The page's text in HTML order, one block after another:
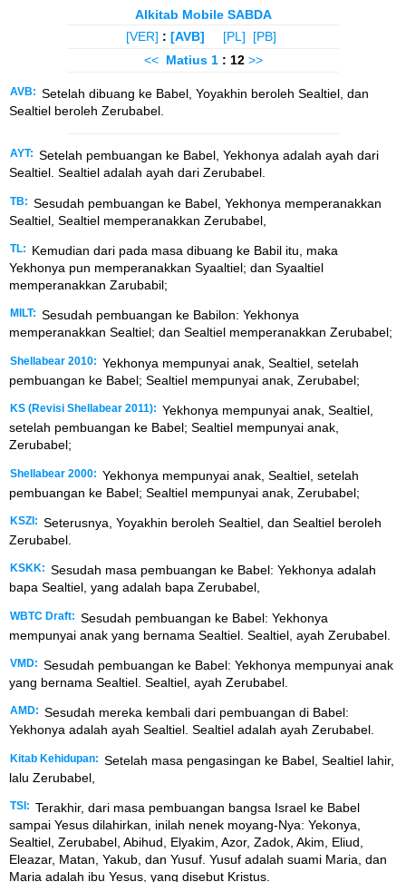
Alkitab Mobile SABDA
[VER] : [AVB] [PL]
[PB]
<< Matius 1 : 12 >>
AVB: Setelah dibuang ke Babel, Yoyakhin beroleh Sealtiel, dan
Sealtiel beroleh Zerubabel.
AYT: Setelah pembuangan ke Babel, Yekhonya adalah ayah dari
Sealtiel. Sealtiel adalah ayah dari Zerubabel.
TB: Sesudah pembuangan ke Babel, Yekhonya memperanakkan
Sealtiel, Sealtiel memperanakkan Zerubabel,
TL:
Kemudian dari pada masa dibuang ke Babil itu, maka
Yekhonya pun memperanakkan Syaaltiel; dan Syaaltiel
memperanakkan Zarubabil;
MILT: Sesudah pembuangan ke Babilon: Yekhonya
memperanakkan Sealtiel; dan Sealtiel memperanakkan Zerubabel;
Shellabear 2010: Yekhonya mempunyai anak, Sealtiel, setelah
pembuangan ke Babel; Sealtiel mempunyai anak, Zerubabel;
KS (Revisi Shellabear 2011): Yekhonya mempunyai anak, Sealtiel,
setelah pembuangan ke Babel; Sealtiel mempunyai anak,
Zerubabel;
Shellabear 2000: Yekhonya mempunyai anak, Sealtiel, setelah
pembuangan ke Babel; Sealtiel mempunyai anak, Zerubabel;
KSZI: Seterusnya, Yoyakhin beroleh Sealtiel, dan Sealtiel beroleh
Zerubabel.
KSKK: Sesudah masa pembuangan ke Babel: Yekhonya adalah
bapa Sealtiel, yang adalah bapa Zerubabel,
WBTC Draft: Sesudah pembuangan ke Babel: Yekhonya
mempunyai anak yang bernama Sealtiel. Sealtiel, ayah Zerubabel.
VMD: Sesudah pembuangan ke Babel: Yekhonya mempunyai anak
yang bernama Sealtiel. Sealtiel, ayah Zerubabel.
AMD: Sesudah mereka kembali dari pembuangan di Babel:
Yekhonya adalah ayah Sealtiel. Sealtiel adalah ayah Zerubabel.
Kitab Kehidupan: Setelah masa pengasingan ke Babel, Sealtiel lahir,
lalu Zerubabel,
TSI: Terakhir, dari masa pembuangan bangsa Israel ke Babel
sampai Yesus dilahirkan, inilah nenek moyang-Nya: Yekonya,
Sealtiel, Zerubabel, Abihud, Elyakim, Azor, Zadok, Akim, Eliud,
Eleazar, Matan, Yakub, dan Yusuf. Yusuf adalah suami Maria, dan
Maria adalah ibu Yesus, yang disebut Kristus.